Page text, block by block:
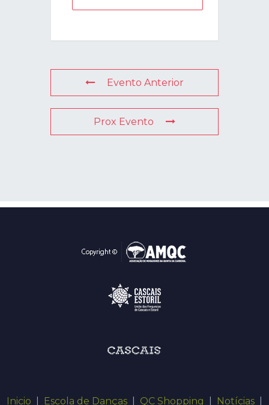
Evento Anterior
Prox Evento
Inicio Escola de Danças QC Shopping Notícias